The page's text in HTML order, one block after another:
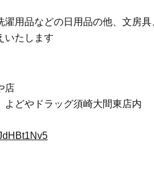
濯用品などの日用品の他、文房
いたします
店
どやドラッグ須崎大間東店内